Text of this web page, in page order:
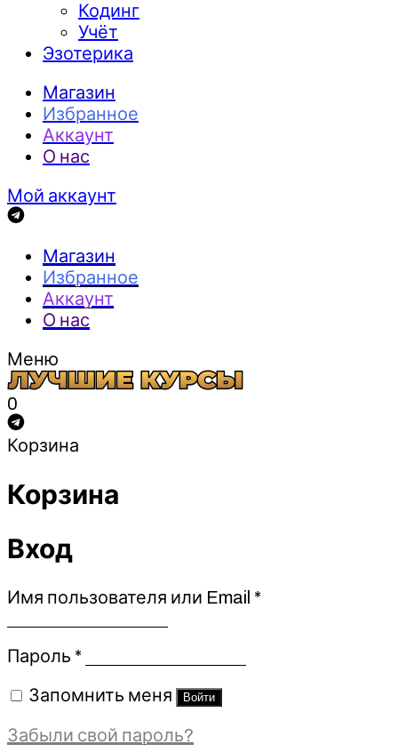
Кодинг
Учёт
Эзотерика
Магазин
Избранное
Аккаунт
О нас
Мой аккаунт
Магазин
Избранное
Аккаунт
О нас
Меню
0
Корзина
Корзина
Вход
Имя пользователя или Email *Обязательно
Пароль *Обязательно
Запомнить меня Войти
Забыли свой пароль?